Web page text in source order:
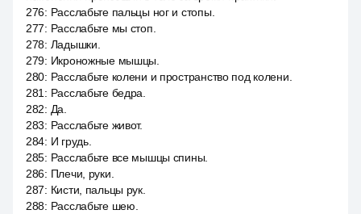
276: Расслабьте пальцы ног и стопы.
277: Расслабьте мы стоп.
278: Ладышки.
279: Икроножные мышцы.
280: Расслабьте колени и пространство под колени.
281 : Расслабьте бедра.
282: Да.
283: Расслабьте живот.
284: И грудь.
285: Расслабьте все мышцы спины.
286: Плечи, руки.
287: Кисти, пальцы рук.
288: Расслабьте шею.